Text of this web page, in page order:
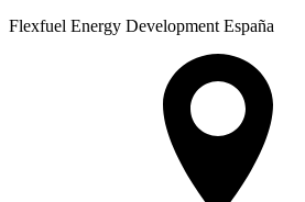
Flexfuel Energy Development España